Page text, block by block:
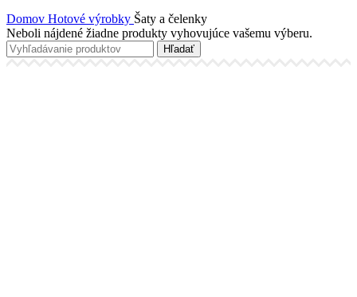
Domov Hotové výrobky Šaty a čelenky
Neboli nájdené žiadne produkty vyhovujúce vašemu výberu.
Hľadať